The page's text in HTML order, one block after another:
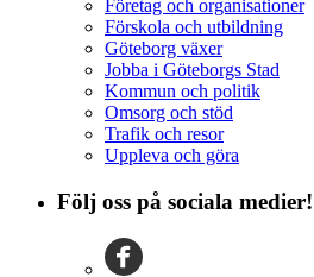
Företag och organisationer
Förskola och utbildning
Göteborg växer
Jobba i Göteborgs Stad
Kommun och politik
Omsorg och stöd
Trafik och resor
Uppleva och göra
Följ oss på sociala medier!